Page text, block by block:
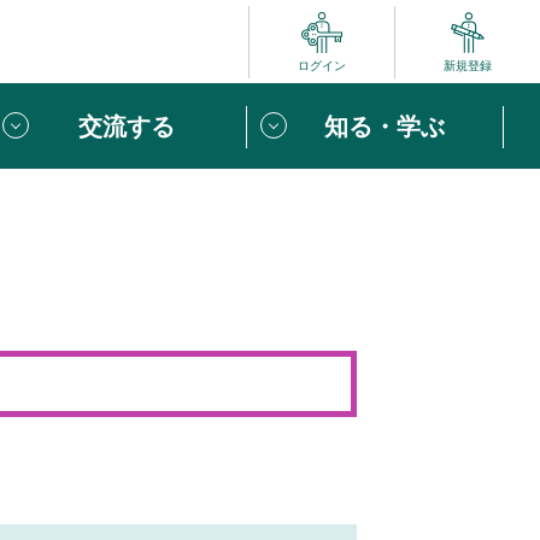
ログイン 新規登録
めての方へ
けたい６つのこと
交流する 知る・学ぶ
ュー
の一歩